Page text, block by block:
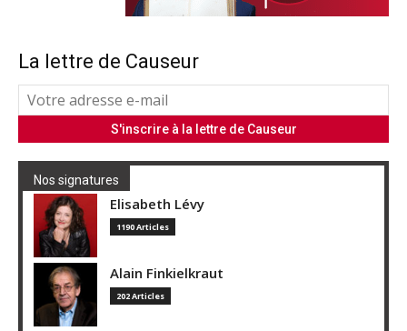
La lettre de Causeur
Nos signatures
Elisabeth Lévy
1190 Articles
Alain Finkielkraut
202 Articles